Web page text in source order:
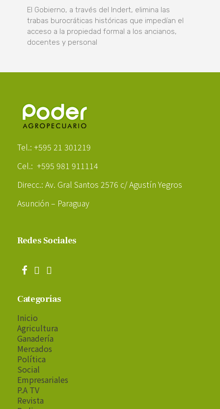
El Gobierno, a través del Indert, elimina las
trabas burocráticas históricas que impedían el
acceso a la propiedad formal a los ancianos,
docentes y personal
Tel.: +595 21 301219
Cel.: +595 981 911114
Direcc.: Av. Gral Santos 2576 c/ Agustín Yegros
Asunción – Paraguay
Redes Sociales
Categorías
Inicio
Agricultura
Ganadería
Mercados
Política
Social
Empresariales
P.A TV
Revista